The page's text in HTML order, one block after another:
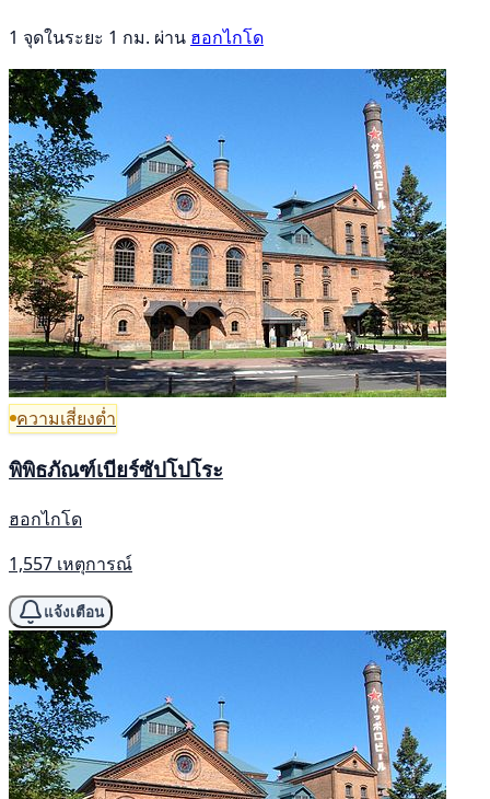
1 จุดในระยะ 1 กม. ผ่าน ฮอกไกโด
ความเสี่ยงต่ำ
พิพิธภัณฑ์เบียร์ซัปโปโระ
ฮอกไกโด
1,557 เหตุการณ์
แจ้งเตือน